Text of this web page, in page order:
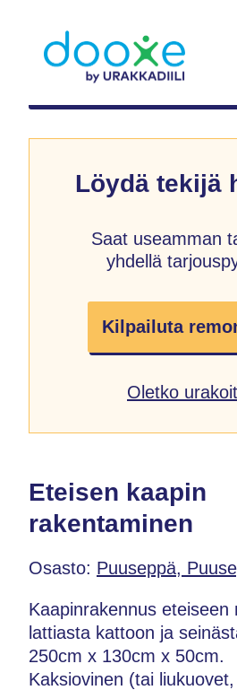
Löydä tekijä
Saat useamman
yhdellä
Kilpailuta
Oletko
Eteisen kaapin
rakentaminen
Osasto: Puuseppä,
Kaapinrakennus eteiseen
lattiasta kattoon ja
250cm x 130cm x 50cm.
Kaksiovinen (tai